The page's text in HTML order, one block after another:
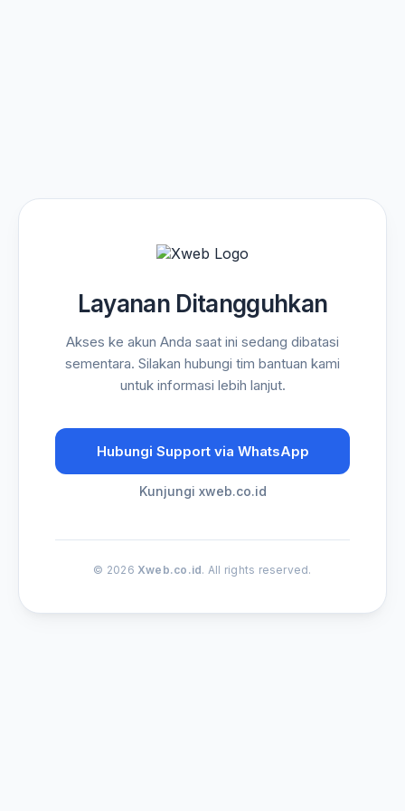
Layanan Ditangguhkan
Akses ke akun Anda saat ini sedang dibatasi
sementara. Silakan hubungi tim bantuan kami
untuk informasi lebih lanjut.
Hubungi Support via WhatsApp
Kunjungi xweb.co.id
© 2026 Xweb.co.id. All rights reserved.